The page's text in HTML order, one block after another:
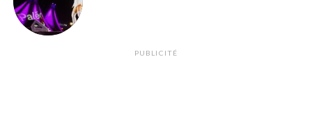
PUBLICITÉ